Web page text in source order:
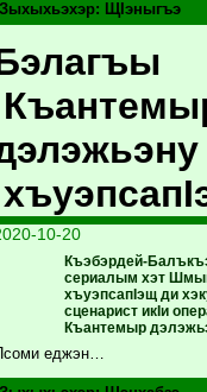
Зыхыхьэхэр: ЩIэныгъэ
10-20
Къэбэрдей-
сериалым хэт
хъуэпсапIэщ ди
сценарист икIи
Къантемыр
Псоми еджэн…